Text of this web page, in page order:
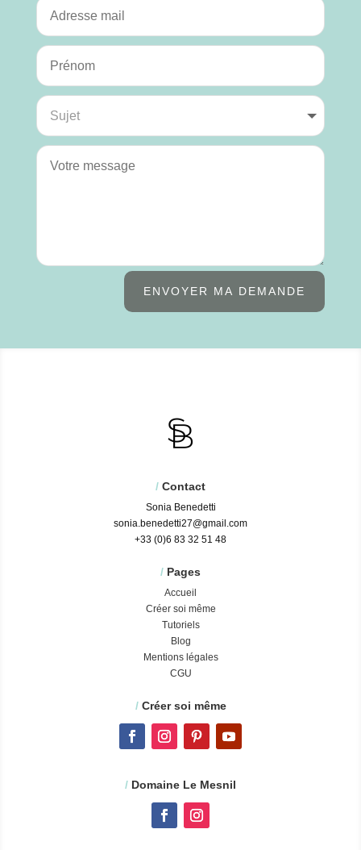
ENVOYER MA DEMANDE
/ Contact
Sonia Benedetti
sonia.benedetti27@gmail.com
+33 (0)6 83 32 51 48
/ Pages
Accueil
Créer soi même
Tutoriels
Blog
Mentions légales
CGU
/ Créer soi même
/ Domaine Le Mesnil